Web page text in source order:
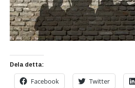
Dela detta:
Facebook Twitter